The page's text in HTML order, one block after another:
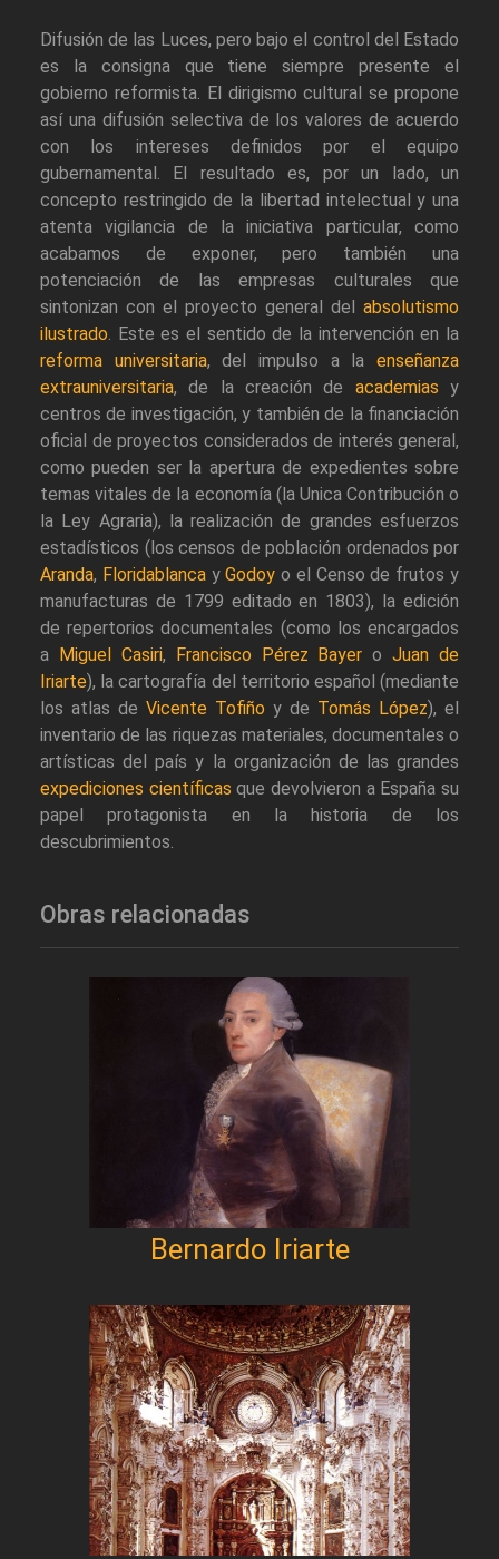
Difusión de las Luces, pero bajo el control del Estado
es la consigna que tiene siempre presente el
gobierno reformista. El dirigismo cultural se propone
así una difusión selectiva de los valores de acuerdo
con los intereses definidos por el equipo
gubernamental. El resultado es, por un lado, un
concepto restringido de la libertad intelectual y una
atenta vigilancia de la iniciativa particular, como
acabamos de exponer, pero también una
potenciación de las empresas culturales que
sintonizan con el proyecto general del absolutismo
ilustrado. Este es el sentido de la intervención en la
reforma universitaria, del impulso a laenseñanza
extrauniversitaria, de la creación de academias y
centros de investigación, y también de la financiación
oficial de proyectos considerados de interés general,
como pueden ser la apertura de expedientes sobre
temas vitales de la economía (la Unica Contribución o
la Ley Agraria), la realización de grandes esfuerzos
estadísticos (los censos de población ordenados por
Aranda, FloridablancayGodoy o el Censo de frutos y
manufacturas de 1799 editado en 1803), la edición
de repertorios documentales (como los encargados
a
Miguel Casiri, Francisco Pérez Bayer oJuan de
Iriarte), la cartografía del territorio español (mediante
los atlas de Vicente Tofiño y de Tomás López), el
inventario de las riquezas materiales, documentales o
artísticas del país y la organización de las grandes
expediciones científicas que devolvieron a España su
papel protagonista en la historia de los
descubrimientos.
Obras relacionadas
Bernardo Iriarte